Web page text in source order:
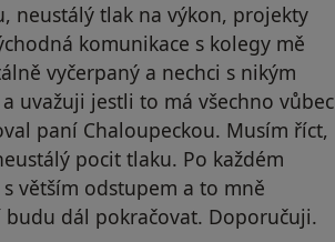
neustálý tlak na výkon, projekty
komunikace s kolegy mě
vyčerpaný a nechci s nikým
uvažuji jestli to má všechno vůbec
paní Chaloupeckou. Musím říct,
pocit tlaku. Po každém
větším odstupem a to mně
dál pokračovat. Doporučuji.